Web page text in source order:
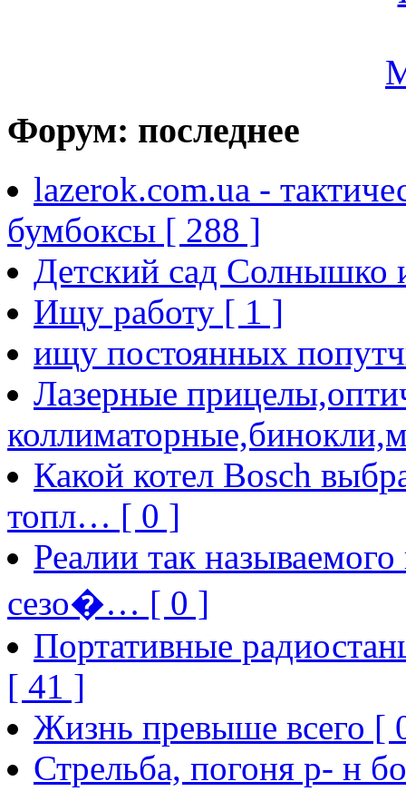
Форум: последнее
lazerok.com.ua -
бумбоксы [ 288 ]
Детский сад Солнышко
Ищу работу [ 1 ]
ищу постоянных
Лазерные
Какой котел Bosch
топл… [ 0 ]
Реалии так
сезо�… [ 0 ]
Портативные
[ 41 ]
Жизнь превыше всего [
Стрельба, погоня р- н